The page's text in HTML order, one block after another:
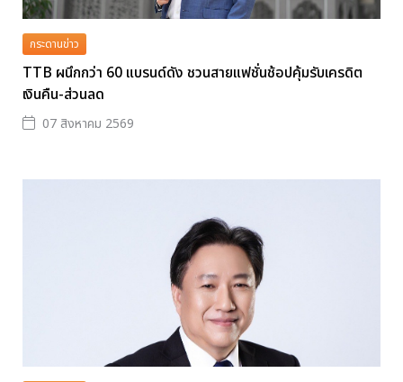
กระดานข่าว
TTB ผนึกกว่า 60 แบรนด์ดัง ชวนสายแฟชั่นช้อปคุ้มรับเครดิต
เงินคืน-ส่วนลด
07 สิงหาคม 2569